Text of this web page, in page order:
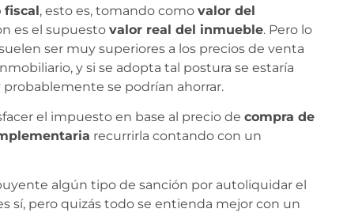
fiscal, esto es, tomando como valor del
es el supuesto valor real del inmueble. Pero lo
ser muy superiores a los precios de venta
y si se adopta tal postura se estaría
se podrían ahorrar.
el impuesto en base al precio de compra de
recurrirla contando con un
algún tipo de sanción por autoliquidar el
sí, pero quizás todo se entienda mejor con un